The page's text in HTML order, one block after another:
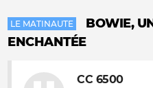
LE MATINAUTE
BOWIE,
ENCHANTÉE
CC 6500